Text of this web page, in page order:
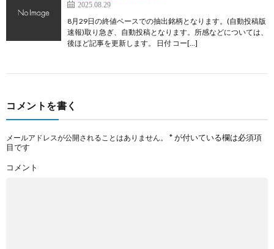
2025.08.29
8月29日の終値ベースでの抽出銘柄となります。(自動投稿版
速報)取り急ぎ、自動投稿となります。所感などについては、
後ほど記事を更新します。 日付 コー[…]
コメントを書く
メールアドレスが公開されることはありません。 *が付いている欄は必須項
目です
コメント